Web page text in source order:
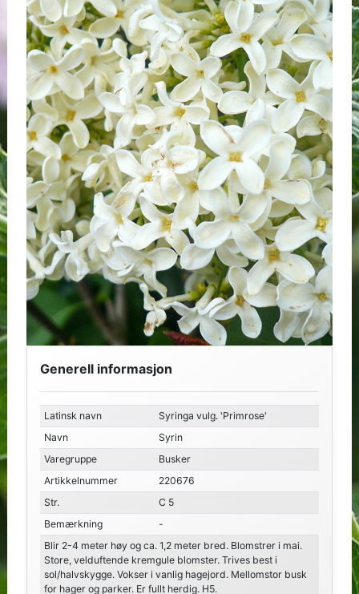
Generell informasjon
Latinsk navn
Syringa vulg. 'Primrose'
Navn
Syrin
Varegruppe
Busker
Artikkelnummer
220676
Str.
C 5
Bemærkning
-
Blir 2-4 meter høy og ca. 1,2 meter bred. Blomstrer i mai.
Store, velduftende kremgule blomster. Trives best i
sol/halvskygge. Vokser i vanlig hagejord. Mellomstor busk
for hager og parker. Er fullt herdig. H5.